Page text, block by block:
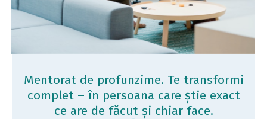
Mentorat de profunzime. Te transformi
complet – în persoana care știe exact
ce are de făcut și chiar face.